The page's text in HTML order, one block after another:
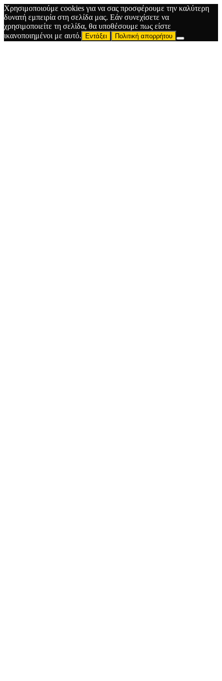
Χρησιμοποιούμε cookies για να σας προσφέρουμε την καλύτερη
δυνατή εμπειρία στη σελίδα μας. Εάν συνεχίσετε να
χρησιμοποιείτε τη σελίδα, θα υποθέσουμε πως είστε
ικανοποιημένοι με αυτό.
Εντάξει Πολιτική απορρήτου